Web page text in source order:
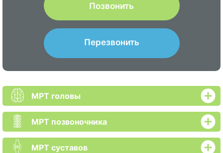
Позвонить
Перезвонить
МРТ головы
МРТ позвоночника
МРТ суставов